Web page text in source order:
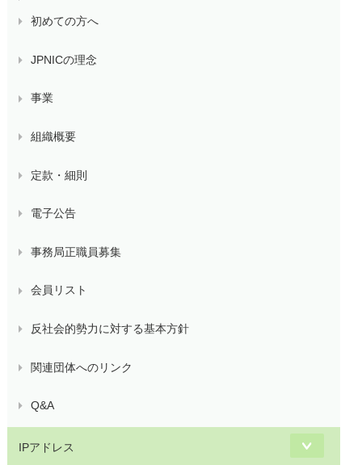
初めての方へ
JPNICの理念
事業
組織概要
定款・細則
電子公告
事務局正職員募集
会員リスト
反社会的勢力に対する基本方針
関連団体へのリンク
Q&A
IPアドレス